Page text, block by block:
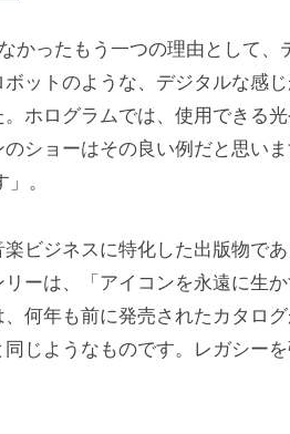
かったもう一つの理由として、
ットのような、デジタルな感
ホログラムでは、使用できる光
ショーはその良い例だと思い
。
ビジネスに特化した出版物で
ーは、「アイコンを永遠に生か
何年も前に発売されたカタロ
じようなものです。レガシー